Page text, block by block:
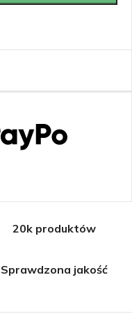
20k produktów
Sprawdzona jakość